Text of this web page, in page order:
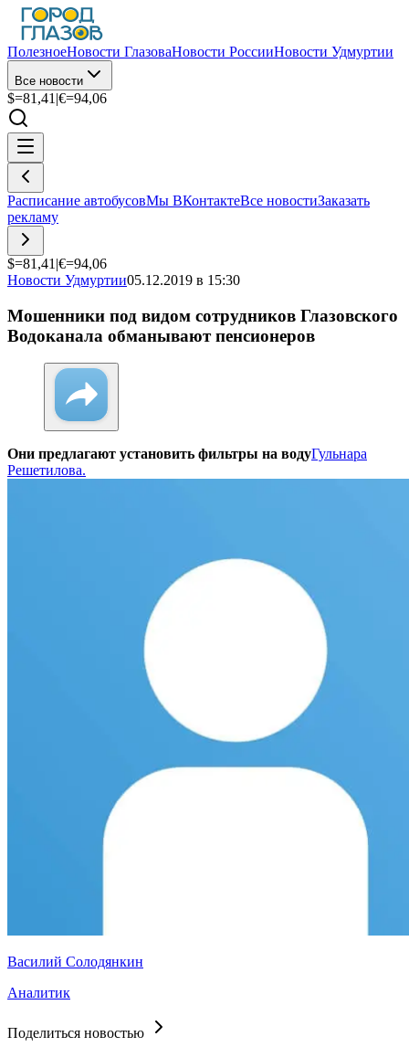
ПолезноеНовости ГлазоваНовости РоссииНовости Удмуртии
Все новости
$=81,41 |€=94,06
Расписание автобусовМы ВКонтактеВсе новостиЗаказать
рекламу
$=81,41 |€=94,06
Новости Удмуртии05.12.2019 в 15:30
Мошенники под видом сотрудников Глазовского
Водоканала обманывают пенсионеров
Они предлагают установить фильтры на водуГульнара
Решетилова.
Василий Солодянкин
Аналитик
Поделиться новостью